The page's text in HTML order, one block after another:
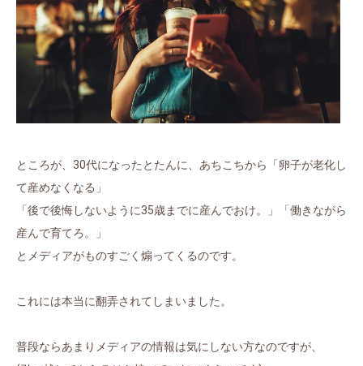
ところが、30代になったとたんに、あちこちから「卵子が老化し
て産めなくなる」
「後で後悔しないように35歳までに産んでおけ。」「働きながら
産んで育てろ。」
とメディアがものすごく煽ってくるのです。
これには本当に翻弄されてしまいました。
普段ならあまりメディアの情報は気にしない方なのですが、